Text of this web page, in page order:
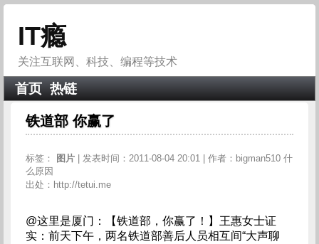
IT瘾
关注互联网、科技、编程等技术
首页 热链
铁道部 你赢了
标签： 图片
| 发表时间：2011-08-04 20:01 | 作者：bigman510 什
么原因
出处：http://tetui.me
@这里是厦门：【铁道部，你赢了！】王惠女士证
实：前天下午，两名铁道部善后人员相互间“大声聊